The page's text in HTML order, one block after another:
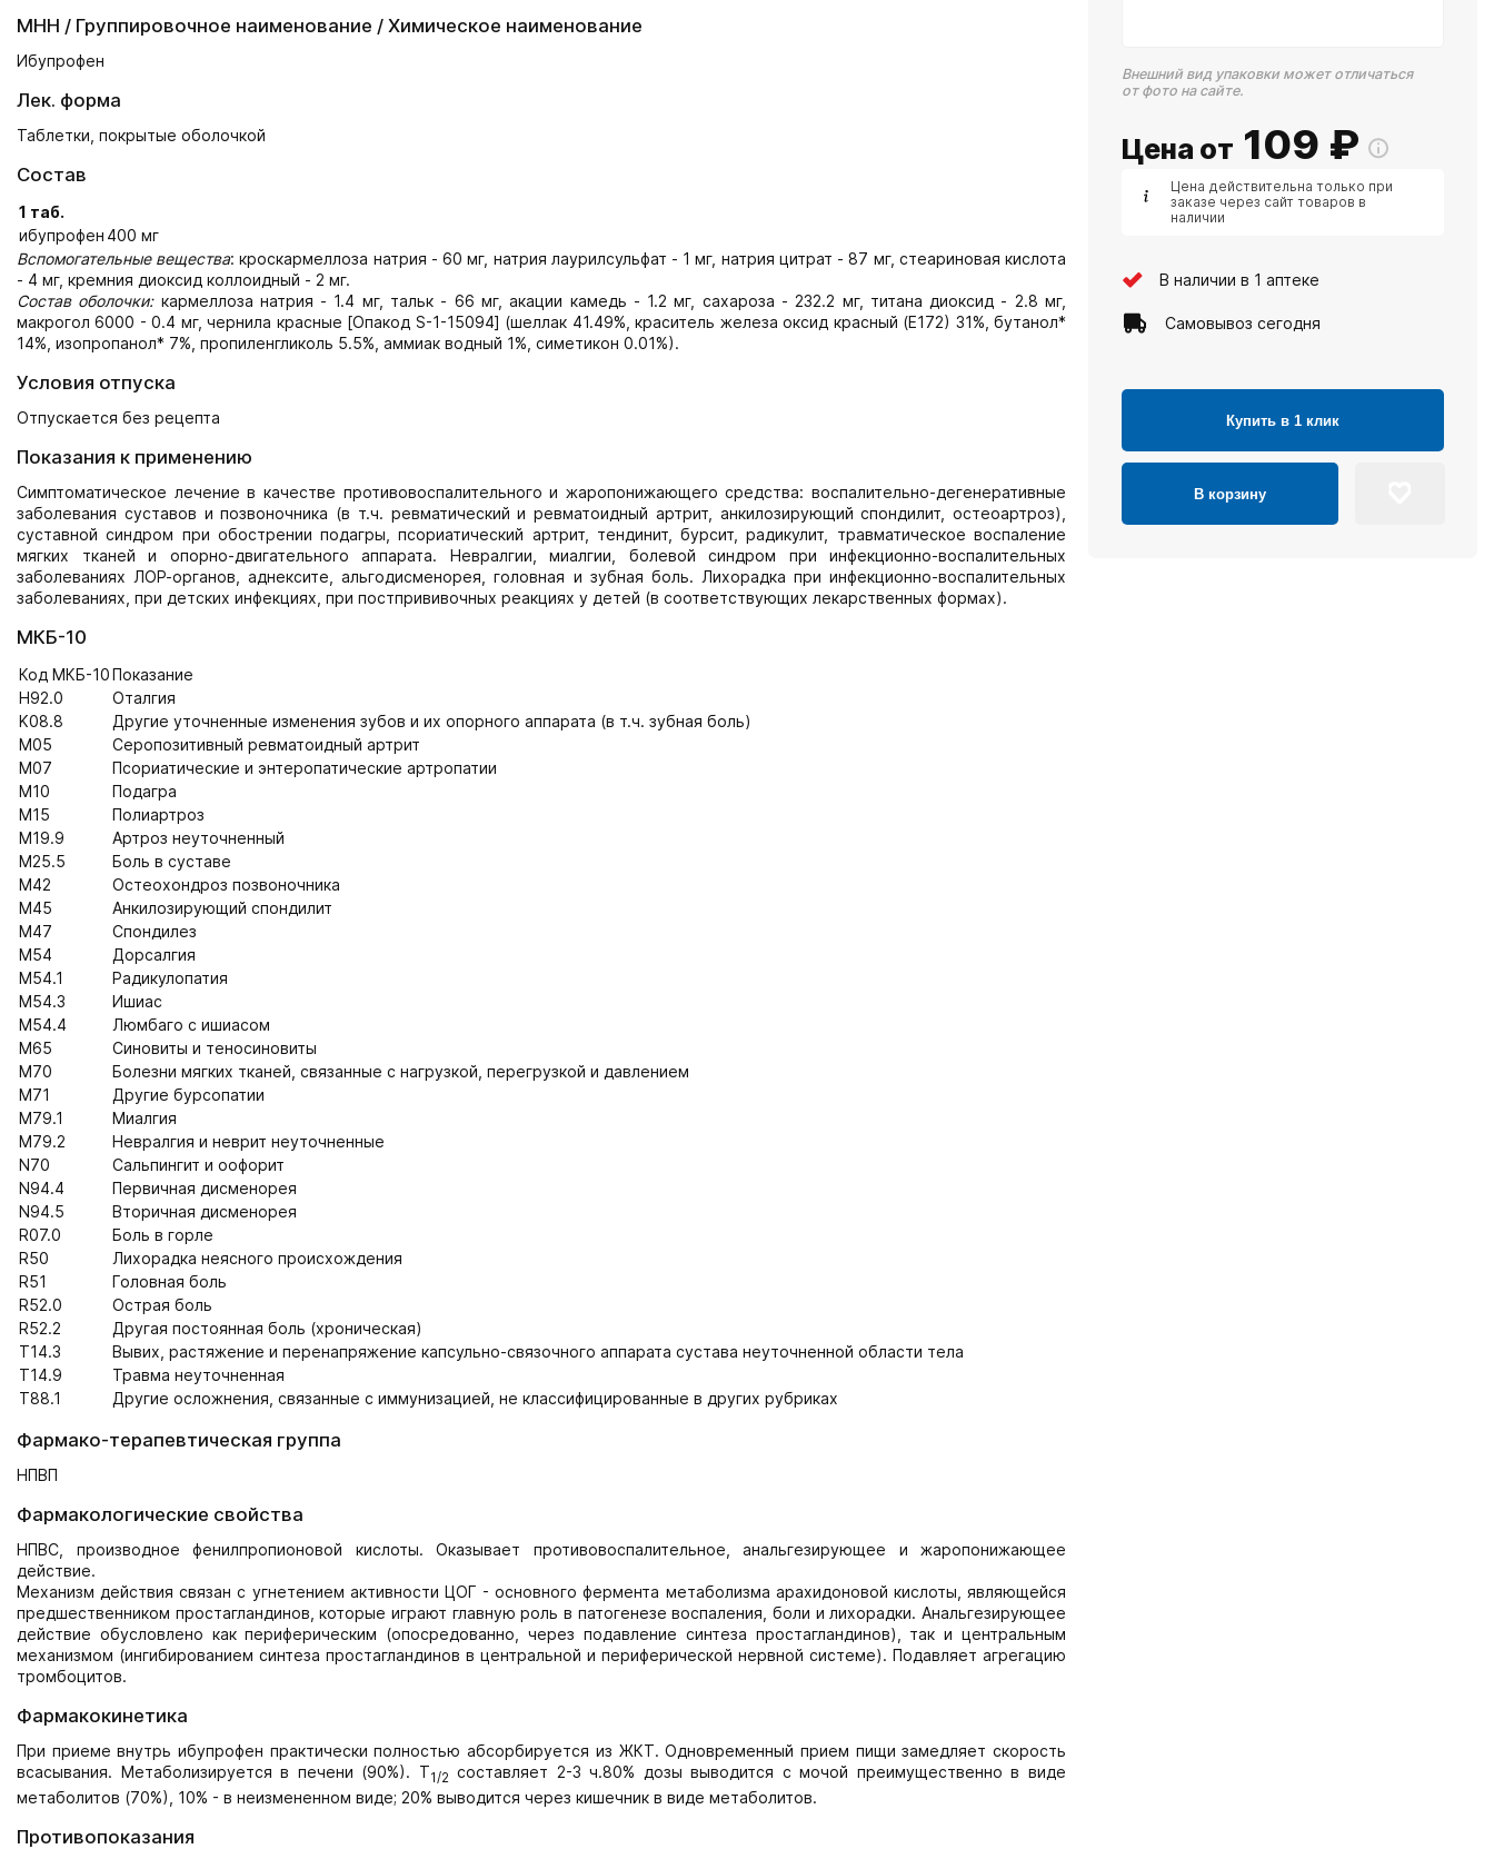
МНН / Группировочное наименование / Химическое наименование
Ибупрофен
Лек. форма
Таблетки, покрытые оболочкой
Состав
1 таб.
ибупрофен 400 мг
Вспомогательные вещества: кроскармеллоза натрия - 60 мг, натрия лаурилсульфат - 1 мг, натрия цитрат - 87 мг, стеариновая кислота
- 4 мг, кремния диоксид коллоидный - 2 мг.
Состав оболочки: кармеллоза натрия - 1.4 мг, тальк - 66 мг, акации камедь - 1.2 мг, сахароза - 232.2 мг, титана диоксид - 2.8 мг,
макрогол 6000 - 0.4 мг, чернила красные [Опакод S-1-15094] (шеллак 41.49%, краситель железа оксид красный (E172) 31%, бутанол*
14%, изопропанол* 7%, пропиленгликоль 5.5%, аммиак водный 1%, симетикон 0.01%).
Условия отпуска
Отпускается без рецепта
Показания к применению
Симптоматическое лечение в качестве противовоспалительного и жаропонижающего средства: воспалительно-дегенеративные
заболевания суставов и позвоночника (в т.ч. ревматический и ревматоидный артрит, анкилозирующий спондилит, остеоартроз),
суставной синдром при обострении подагры, псориатический артрит, тендинит, бурсит, радикулит, травматическое воспаление
мягких тканей и опорно-двигательного аппарата. Невралгии, миалгии, болевой синдром при инфекционно-воспалительных
заболеваниях ЛОР-органов, аднексите, альгодисменорея, головная и зубная боль. Лихорадка при инфекционно-воспалительных
заболеваниях, при детских инфекциях, при постпрививочных реакциях у детей (в соответствующих лекарственных формах).
МКБ-10
Код МКБ-10Показание
H92.0
Оталгия
K08.8
Другие уточненные изменения зубов и их опорного аппарата (в т.ч. зубная боль)
M05
Серопозитивный ревматоидный артрит
M07
Псориатические и энтеропатические артропатии
M10
Подагра
M15
Полиартроз
M19.9
Артроз неуточненный
M25.5
Боль в суставе
M42
Остеохондроз позвоночника
M45
Анкилозирующий спондилит
M47
Спондилез
M54
Дорсалгия
M54.1
Радикулопатия
M54.3
Ишиас
M54.4
Люмбаго с ишиасом
M65
Синовиты и теносиновиты
M70
Болезни мягких тканей, связанные с нагрузкой, перегрузкой и давлением
M71
Другие бурсопатии
M79.1
Миалгия
M79.2
Невралгия и неврит неуточненные
N70
Сальпингит и оофорит
N94.4
Первичная дисменорея
N94.5
Вторичная дисменорея
R07.0
Боль в горле
R50
Лихорадка неясного происхождения
R51
Головная боль
R52.0
Острая боль
R52.2
Другая постоянная боль (хроническая)
T14.3
Вывих, растяжение и перенапряжение капсульно-связочного аппарата сустава неуточненной области тела
T14.9
Травма неуточненная
T88.1
Другие осложнения, связанные с иммунизацией, не классифицированные в других рубриках
Фармако-терапевтическая группа
НПВП
Фармакологические свойства
НПВС, производное фенилпропионовой кислоты. Оказывает противовоспалительное, анальгезирующее и жаропонижающее
действие.
Механизм действия связан с угнетением активности ЦОГ - основного фермента метаболизма арахидоновой кислоты, являющейся
предшественником простагландинов, которые играют главную роль в патогенезе воспаления, боли и лихорадки. Анальгезирующее
действие обусловлено как периферическим (опосредованно, через подавление синтеза простагландинов), так и центральным
механизмом (ингибированием синтеза простагландинов в центральной и периферической нервной системе). Подавляет агрегацию
тромбоцитов.
Фармакокинетика
При приеме внутрь ибупрофен практически полностью абсорбируется из ЖКТ. Одновременный прием пищи замедляет скорость
всасывания. Метаболизируется в печени (90%). T1/2 составляет 2-3 ч.80% дозы выводится с мочой преимущественно в виде
метаболитов (70%), 10% - в неизмененном виде; 20% выводится через кишечник в виде метаболитов.
Противопоказания
Внешний вид упаковки может отличаться
от фото на сайте.
Цена от 109 ₽
Цена действительна только при
заказе через сайт товаров в
наличии
В наличии в 1 аптеке
Самовывоз сегодня
Купить в 1 клик
В корзину